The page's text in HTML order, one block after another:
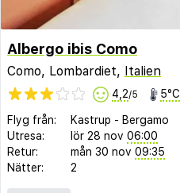
Albergo ibis Como
Como, Lombardiet, Italien
4,2/5 5°C
Flyg från: Kastrup - Bergamo
Utresa:
lör 28 nov 06:00
Retur:
mån 30 nov 09:35
Nätter:
2